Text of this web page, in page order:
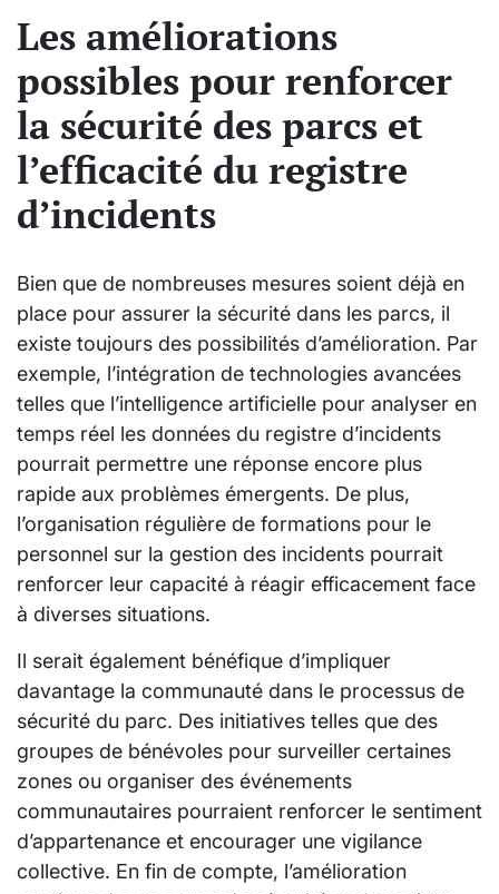
Les améliorations
possibles pour renforcer
la sécurité des parcs et
l’efficacité du registre
d’incidents
Bien que de nombreuses mesures soient déjà en
place pour assurer la sécurité dans les parcs, il
existe toujours des possibilités d’amélioration. Par
exemple, l’intégration de technologies avancées
telles que l’intelligence artificielle pour analyser en
temps réel les données du registre d’incidents
pourrait permettre une réponse encore plus
rapide aux problèmes émergents. De plus,
l’organisation régulière de formations pour le
personnel sur la gestion des incidents pourrait
renforcer leur capacité à réagir efficacement face
à diverses situations.
Il serait également bénéfique d’impliquer
davantage la communauté dans le processus de
sécurité du parc. Des initiatives telles que des
groupes de bénévoles pour surveiller certaines
zones ou organiser des événements
communautaires pourraient renforcer le sentiment
d’appartenance et encourager une vigilance
collective. En fin de compte, l’amélioration